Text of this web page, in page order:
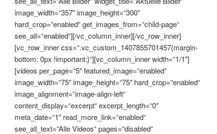
image_width=“357″ image_height=“300″
hard_crop=“enabled“ get_images_from=“child-page“
see_all=“enabled“][/vc_column_inner][/vc_row_inner]
[vc_row_inner css=“.vc_custom_1407855701457{margin-
bottom: 0px !important;}“][vc_column_inner width=“1/1″]
[videos per_page=“5″ featured_image=“enabled“
image_width=“75″ image_height=“75″ hard_crop=“enabled“
image_alignment=“image-align-left“
content_display=“excerpt“ excerpt_length=“0″
meta_date=“1″ read_more_link=“enabled“
see_all_text=“Alle Videos“ pages=“disabled“